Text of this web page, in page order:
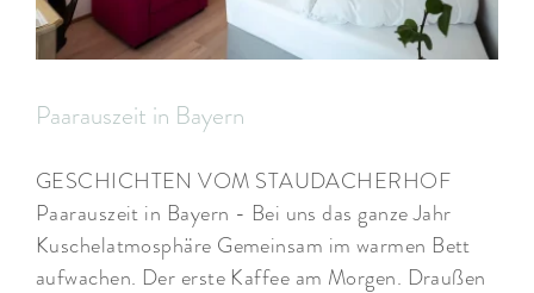
ARRANGEMENTS
WISSENSWERTES
Paarauszeit in Bayern
GESCHICHTEN VOM STAUDACHERHOF
Paarauszeit in Bayern - Bei uns das ganze Jahr
Kuschelatmosphäre Gemeinsam im warmen Bett
aufwachen. Der erste Kaffee am Morgen. Draußen